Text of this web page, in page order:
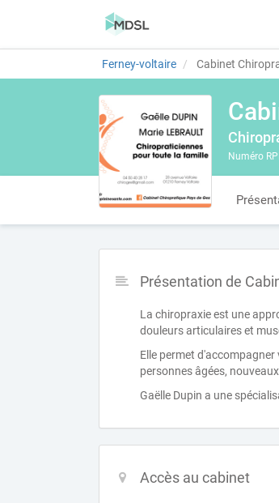
Ferney-voltaire Cabinet
Numéro
Présentation de
La chiropraxie est une
douleurs articulaires et
Elle permet
personnes âgées,
Gaëlle Dupin a une
Accès au cabinet